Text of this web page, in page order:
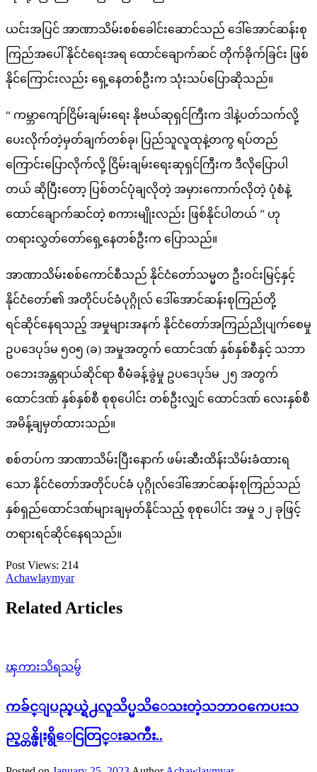
ယင်းအပြင် အာဏာသိမ်းစစ်ခေါင်းဆောင်သည် ဒေါ်အောင်ဆန်းစု
ကြည်အပေါ် နိုင်ငံရေးအရ ထောင်ချောက်ဆင် တိုက်ခိုက်ခြင်း ဖြစ်
နိုင်ကြောင်းလည်း ရှေ့နေတစ်ဦးက သုံးသပ်ပြောဆိုသည်။
“ ကမ္ဘာကျော်ငြိမ်းချမ်းရေး နိုဗယ်ဆုရှင်ကြီးက ဒါနဲ့ပတ်သက်လို့
ပေးလိုက်တဲ့မှတ်ချက်တစ်ခု၊ ပြည်သူလူထုနဲ့တကွ ရပ်တည်
ကြောင်းပြောလိုက်လို့ ငြိမ်းချမ်းရေးဆုရှင်ကြီးက ဒီလိုပြောပါ
တယ် ဆိုပြီးတော့ ပြစ်တင်ပုံချလိုတဲ့ အမှားကောက်လိုတဲ့ ပုံစံနဲ့
ထောင်ချောက်ဆင်တဲ့ စကားမျိုးလည်း ဖြစ်နိုင်ပါတယ် ” ဟု
တရားလွှတ်တော်ရှေ့နေတစ်ဦးက ပြောသည်။
အာဏာသိမ်းစစ်ကောင်စီသည် နိုင်ငံတော်သမ္မတ ဦးဝင်းမြင့်နှင့်
နိုင်ငံတော်၏ အတိုင်ပင်ခံပုဂ္ဂိုလ် ဒေါ်အောင်ဆန်းစုကြည်တို့
ရင်ဆိုင်နေရသည့် အမှုများအနက် နိုင်ငံတော်အကြည်ညိုပျက်စေမှု
ဥပဒေပုဒ်မ ၅၀၅ (ခ) အမှုအတွက် ထောင်ဒဏ် နှစ်နှစ်စီနှင့် သဘာ
ဝဘေးအန္တရာယ်ဆိုင်ရာ စီမံခန့်ခွဲမှု ဥပဒေပုဒ်မ ၂၅ အတွက်
ထောင်ဒဏ် နှစ်နှစ်စီ စုစုပေါင်း တစ်ဦးလျှင် ထောင်ဒဏ် လေးနှစ်စီ
အမိန့်ချမှတ်ထားသည်။
စစ်တပ်က အာဏာသိမ်းပြီးနောက် ဖမ်းဆီးထိန်းသိမ်းခံထားရ
သော နိုင်ငံတော်အတိုင်ပင်ခံ ပုဂ္ဂိုလ်ဒေါ်အောင်ဆန်းစုကြည်သည်
နှစ်ရှည်ထောင်ဒဏ်များချမှတ်နိုင်သည့် စုစုပေါင်း အမှု ၁၂ ခုဖြင့်
တရားရင်ဆိုင်နေရသည်။
Post Views: 214
Achawlaymyar
Related Articles
ၾကားသိရသမွ်
ကခ်င္ျပည္နယ္ရဲ႕လူသိပ္မသိေသးတဲ့သဘာဝကေပးသ
ည့္တန္ဖိုးရွိေငြတြင္းႀကီး..